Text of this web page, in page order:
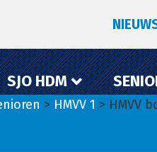
SJO HDM
> HMVV 1 > HMVV